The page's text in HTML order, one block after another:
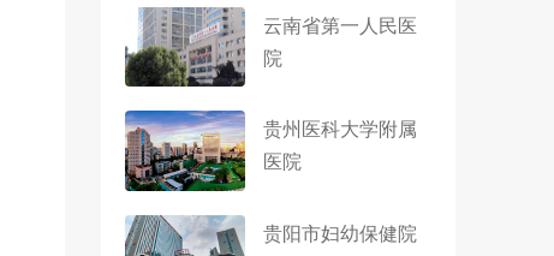
云南省第一人民医
院
贵州医科大学附属
医院
贵阳市妇幼保健院